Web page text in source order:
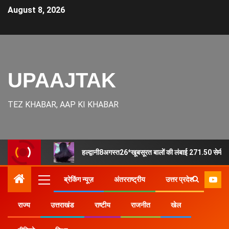
August 8, 2026
UPAAJTAK
TEZ KHABAR, AAP KI KHABAR
हल्द्वानी8अगस्त26*खूबसूरत बालों की लंबाई 271.50 सेमी
ब्रेकिंग न्यूज़ अंतरराष्ट्रीय उत्तर प्रदेश
राज्य उत्तराखंड राष्टीय राजनीत खेल